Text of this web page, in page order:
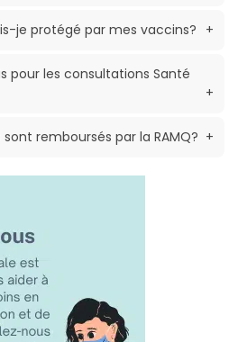
je protégé par mes vaccins? +
pour les consultations Santé
+
remboursés par la RAMQ? +